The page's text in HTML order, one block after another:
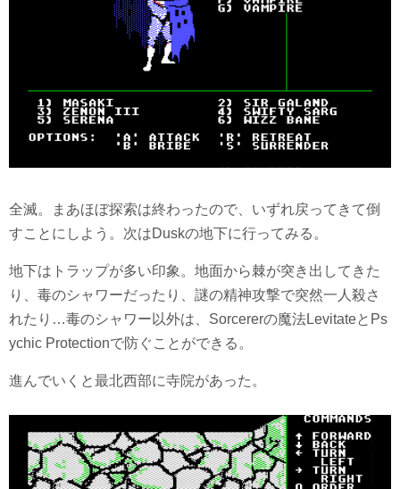
全滅。まあほぼ探索は終わったので、いずれ戻ってきて倒
すことにしよう。次はDuskの地下に行ってみる。
地下はトラップが多い印象。地面から棘が突き出してきた
り、毒のシャワーだったり、謎の精神攻撃で突然一人殺さ
れたり…毒のシャワー以外は、Sorcererの魔法LevitateとPs
ychic Protectionで防ぐことができる。
進んでいくと最北西部に寺院があった。